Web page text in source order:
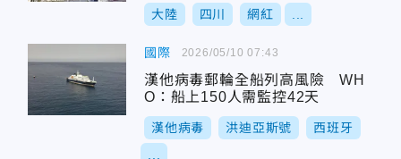
大陸 四川 網紅
國際
漢他病毒郵輪全船列高風險 WH
O：船上150人需監控42天
漢他病毒 洪迪亞斯號 西班牙
2026/05/10 07:43